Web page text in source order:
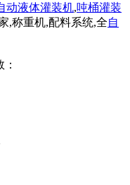
动液体灌装机,吨桶灌装
,称重机,配料系统,全自